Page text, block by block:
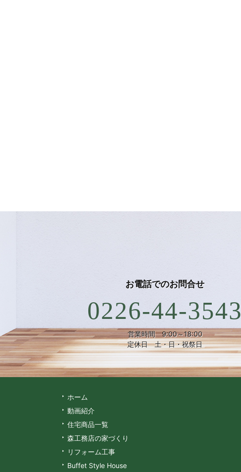
お電話でのお問合せ
0226-44-3543
営業時間 9:00～18:00
定休日 土・日・祝祭日
ホーム
動画紹介
住宅商品一覧
森工務店の家づくり
リフォーム工事
Buffet Style House